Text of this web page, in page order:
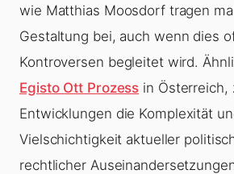
wie Matthias Moosdorf tragen
Gestaltung bei, auch wenn dies
Kontroversen begleitet wird.
Egisto Ott Prozess in Österreich,
Entwicklungen die Komplexität
Vielschichtigkeit aktueller
rechtlicher